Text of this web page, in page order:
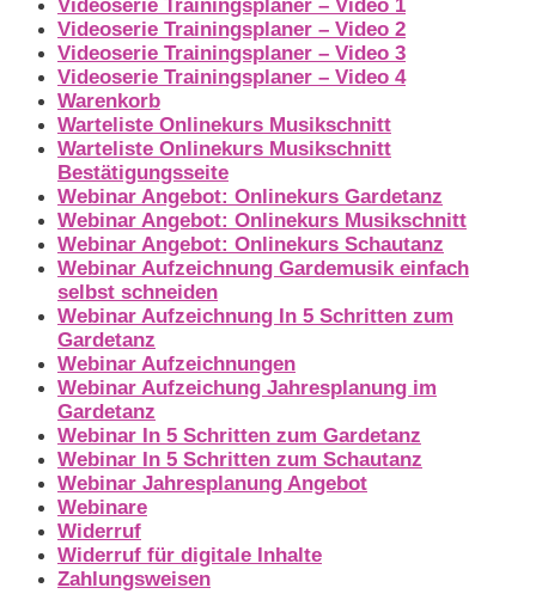
Videoserie Trainingsplaner – Video 1
Videoserie Trainingsplaner – Video 2
Videoserie Trainingsplaner – Video 3
Videoserie Trainingsplaner – Video 4
Warenkorb
Warteliste Onlinekurs Musikschnitt
Warteliste Onlinekurs Musikschnitt
Bestätigungsseite
Webinar Angebot: Onlinekurs Gardetanz
Webinar Angebot: Onlinekurs Musikschnitt
Webinar Angebot: Onlinekurs Schautanz
Webinar Aufzeichnung Gardemusik einfach
selbst schneiden
Webinar Aufzeichnung In 5 Schritten zum
Gardetanz
Webinar Aufzeichnungen
Webinar Aufzeichung Jahresplanung im
Gardetanz
Webinar In 5 Schritten zum Gardetanz
Webinar In 5 Schritten zum Schautanz
Webinar Jahresplanung Angebot
Webinare
Widerruf
Widerruf für digitale Inhalte
Zahlungsweisen